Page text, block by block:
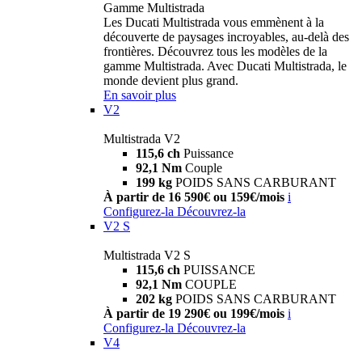
Gamme Multistrada
Les Ducati Multistrada vous emmènent à la
découverte de paysages incroyables, au-delà des
frontières. Découvrez tous les modèles de la
gamme Multistrada. Avec Ducati Multistrada, le
monde devient plus grand.
En savoir plus
V2
Multistrada V2
115,6 ch Puissance
92,1 Nm Couple
199 kg POIDS SANS CARBURANT
À partir de 16 590€ ou 159€/mois i
Configurez-la Découvrez-la
V2 S
Multistrada V2 S
115,6 ch PUISSANCE
92,1 Nm COUPLE
202 kg POIDS SANS CARBURANT
À partir de 19 290€ ou 199€/mois i
Configurez-la Découvrez-la
V4